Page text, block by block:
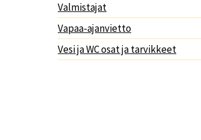
Valmistajat
Vapaa-ajanvietto
Vesi ja WC osat ja tarvikkeet